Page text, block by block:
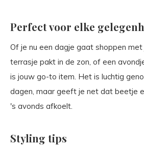
Perfect voor elke
Of je nu een dagje gaat shoppen met
terrasje pakt in de zon, of een
is jouw go-to item. Het is luchtig
dagen, maar geeft je net dat beetje
's avonds afkoelt.
Styling tips